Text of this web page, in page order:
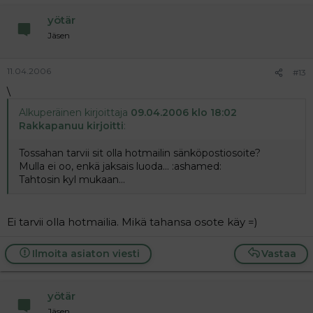
yötär
Jäsen
11.04.2006 #13
\
Alkuperäinen kirjoittaja 09.04.2006 klo 18:02
Rakkapanuu kirjoitti:
Tossahan tarvii sit olla hotmailin sänköpostiosoite?
Mulla ei oo, enkä jaksais luoda... :ashamed:
Tahtosin kyl mukaan...
Ei tarvii olla hotmailia. Mikä tahansa osote käy =)
Vastaa
Ilmoita asiaton viesti
yötär
Jäsen